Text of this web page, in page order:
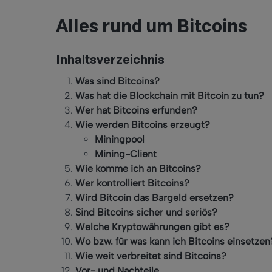
Alles rund um Bitcoins
Inhaltsverzeichnis
Was sind Bitcoins?
Was hat die Blockchain mit Bitcoin zu tun?
Wer hat Bitcoins erfunden?
Wie werden Bitcoins erzeugt?
Miningpool
Mining-Client
Wie komme ich an Bitcoins?
Wer kontrolliert Bitcoins?
Wird Bitcoin das Bargeld ersetzen?
Sind Bitcoins sicher und seriös?
Welche Kryptowährungen gibt es?
Wo bzw. für was kann ich Bitcoins
Wie weit verbreitet sind Bitcoins?